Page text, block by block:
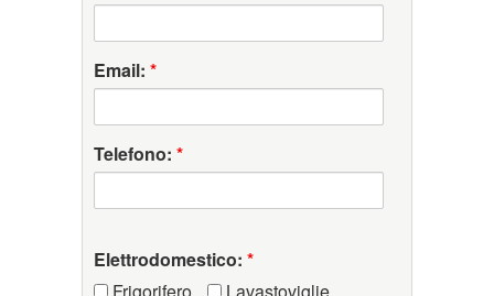
Email: *
Telefono: *
Elettrodomestico: *